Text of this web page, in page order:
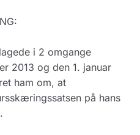
i 2 omgange
2013 og den 1. januar
ham om, at
på hans